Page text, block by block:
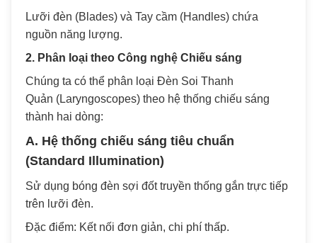
Lưỡi đèn (Blades) và Tay cầm (Handles) chứa
nguồn năng lượng.
2. Phân loại theo Công nghệ Chiếu sáng
Chúng ta có thể phân loại Đèn Soi Thanh
Quản (Laryngoscopes) theo hệ thống chiếu sáng
thành hai dòng:
A. Hệ thống chiếu sáng tiêu chuẩn
(Standard Illumination)
Sử dụng bóng đèn sợi đốt truyền thống gắn trực tiếp
trên lưỡi đèn.
Đặc điểm: Kết nối đơn giản, chi phí thấp.